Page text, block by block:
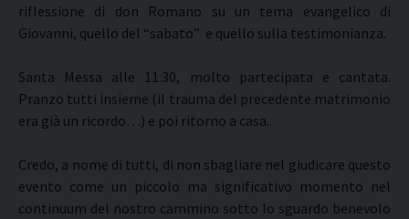
riflessione di don Romano su un tema evangelico di
Giovanni, quello del “sabato” e quello sulla testimonianza.
Santa Messa alle 11:30, molto partecipata e cantata.
Pranzo tutti insieme (il trauma del precedente matrimonio
era già un ricordo…) e poi ritorno a casa.
Credo, a nome di tutti, di non sbagliare nel giudicare questo
evento come un piccolo ma significativo momento nel
continuum del nostro cammino sotto lo sguardo benevolo